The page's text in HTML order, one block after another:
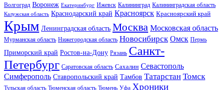
Волгоград Воронеж Екатеринбург Ижевск Калининград Калининградская область
Калужская область Краснодарский край Красноярск Красноярский край
Крым Ленинградская область Москва Московская область
Мурманская область Нижегородская область Новосибирск Омск Пермь
Приморский край Ростов-на-Дону Рязань Санкт-
Петербург Саратовская область Сахалин Севастополь
Симферополь Ставропольский край Тамбов Татарстан Томск
Тульская область Тюменская область Тюмень Уфа Хроники